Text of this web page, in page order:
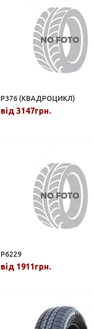
P376 (КВАДРОЦИКЛ)
від 3147грн.
P6229
від 1911грн.